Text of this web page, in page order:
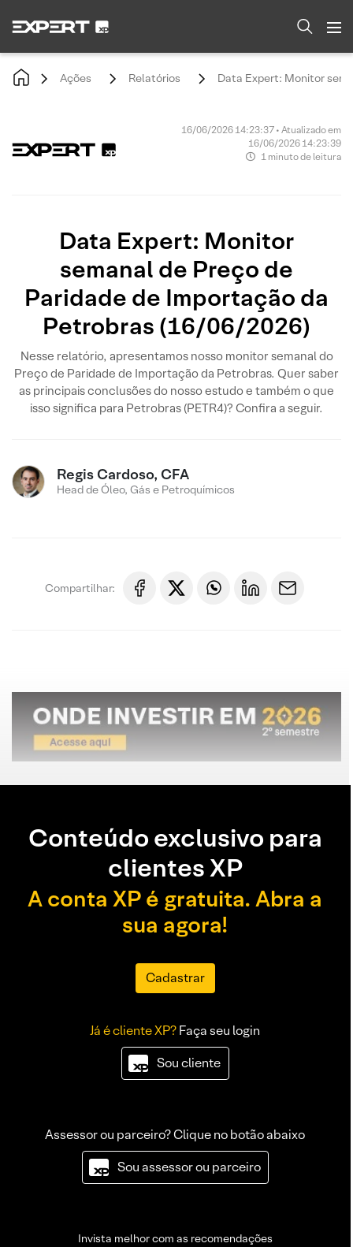
Ações Relatórios Data Expert: Monitor
16/06/2026 14:23:37 • Atualizado em
16/06/2026 14:23:39
1 minuto de leitura
Data Expert: Monitor
semanal de Preço de
Paridade de Importação da
Petrobras (16/06/2026)
Nesse relatório, apresentamos nosso monitor semanal do
Preço de Paridade de Importação da Petrobras. Quer saber
as principais conclusões do nosso estudo e também o que
isso significa para Petrobras (PETR4)? Confira a seguir.
Regis Cardoso, CFA
Head de Óleo, Gás e Petroquímicos
Compartilhar:
Conteúdo exclusivo para
clientes XP
A conta XP é gratuita. Abra a
sua agora!
Cadastrar
Já é cliente XP?Faça seu login
Sou cliente
Assessor ou parceiro? Clique no botão abaixo
Sou assessor ou parceiro
Invista melhor com as recomendações